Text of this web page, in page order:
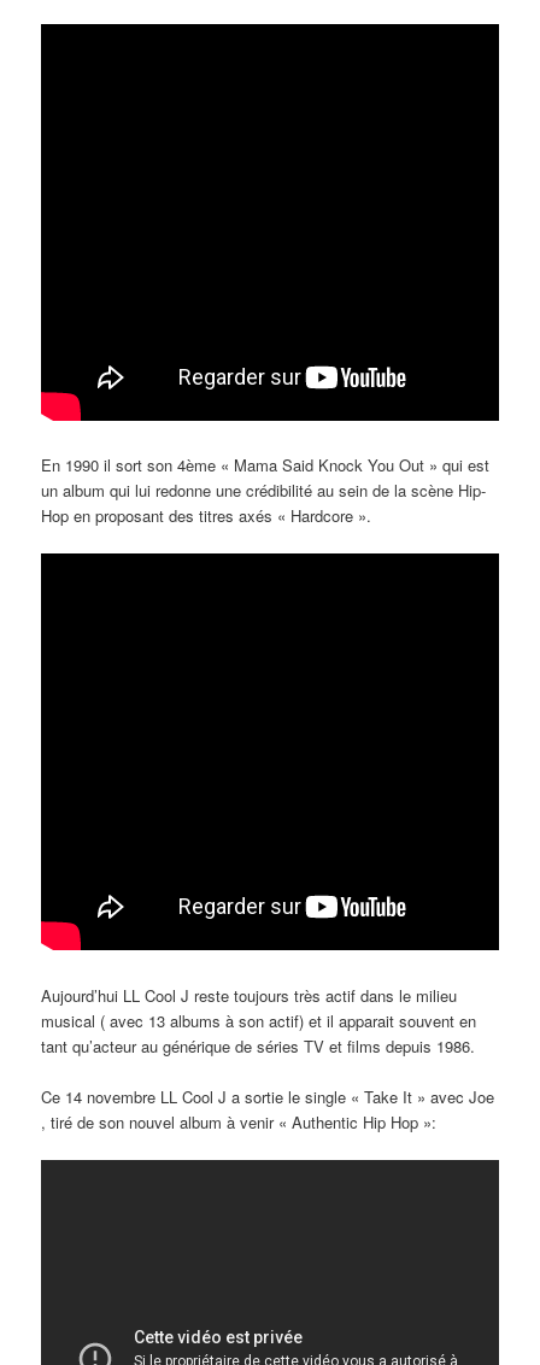
En 1990 il sort son 4ème « Mama Said Knock You Out » qui est
un album qui lui redonne une crédibilité au sein de la scène Hip-
Hop en proposant des titres axés « Hardcore ».
Aujourd’hui LL Cool J reste toujours très actif dans le milieu
musical ( avec 13 albums à son actif) et il apparait souvent en
tant qu’acteur au générique de séries TV et films depuis 1986.
Ce 14 novembre LL Cool J a sortie le single « Take It » avec Joe
, tiré de son nouvel album à venir « Authentic Hip Hop »: